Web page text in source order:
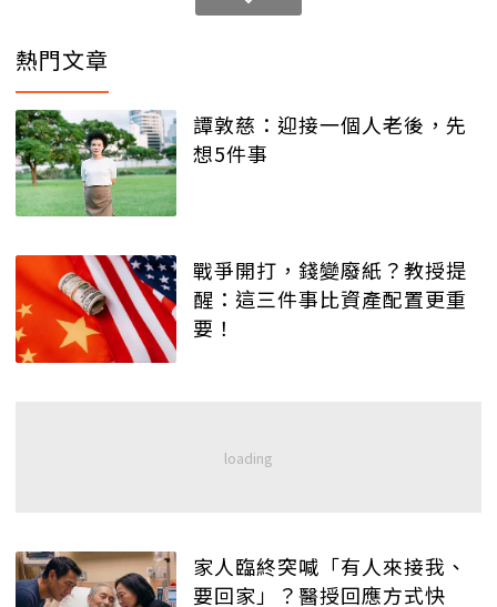
熱門文章
譚敦慈：迎接一個人老後，先
想5件事
戰爭開打，錢變廢紙？教授提
醒：這三件事比資產配置更重
要！
家人臨終突喊「有人來接我、
要回家」？醫授回應方式快